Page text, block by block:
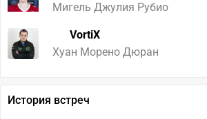
Мигель Джулия Рубио
VortiX
Хуан Морено Дюран
История встреч